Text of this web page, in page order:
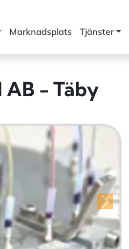
Marknadsplats Tjänster
- Täby
Nästa